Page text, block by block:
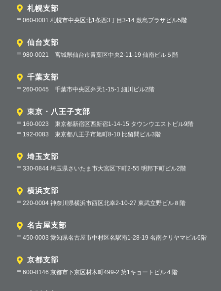
札幌支部
〒060-0001 札幌市中央区北1条西3丁目3-14 敷島プラザビル5階
仙台支部
〒980-0021 宮城県仙台市青葉区中央2-11-19 仙南ビル５階
千葉支部
〒260-0045 千葉市中央区弁天1-15-1 細川ビル2階
東京・八王子支部
〒160-0023 東京都新宿区西新宿1-14-15 タウンウエストビル9階
〒192-0083 東京都八王子市旭町8-10 比留間ビル3階
埼玉支部
〒330-0844 埼玉県さいたま市大宮区下町2-55 明邦下町ビル2階
横浜支部
〒220-0004 神奈川県横浜市西区北幸2-10-27 東武立野ビル８階
名古屋支部
〒450-0003 愛知県名古屋市中村区名駅南1-28-19 名南クリヤマビル6階
京都支部
〒600-8146 京都市下京区材木町499-2 第1キョートビル４階